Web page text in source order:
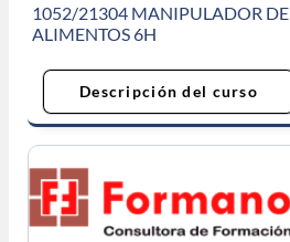
1052/21304 MANIPULADOR DE
ALIMENTOS 6H
Descripción del curso